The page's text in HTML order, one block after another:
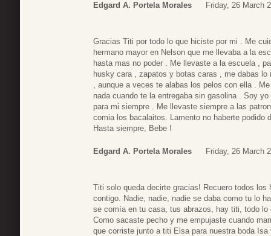
Edgard A. Portela Morales Friday, 26 March
Gracias Titi por todo lo que hiciste por mi . Me
hermano mayor en Nelson que me llevaba a la
hasta mas no poder . Me llevaste a la escuela ,
husky cara , zapatos y botas caras , me dabas
, aunque a veces te alabas los pelos con ella .
nada cuando te la entregaba sin gasolina . Soy
para mi siempre . Me llevaste siempre a las
comia los bacalaitos. Lamento no haberte
Hasta siempre, Bebe !
Edgard A. Portela Morales Friday, 26 March
Titi solo queda decirte gracias! Recuero todos
contigo. Nadie, nadie, nadie se daba como tu lo
se comía en tu casa, tus abrazos, hay titi, todo
Como sacaste pecho y me empujaste cuando
que corriste junto a titi Elsa para nuestra boda